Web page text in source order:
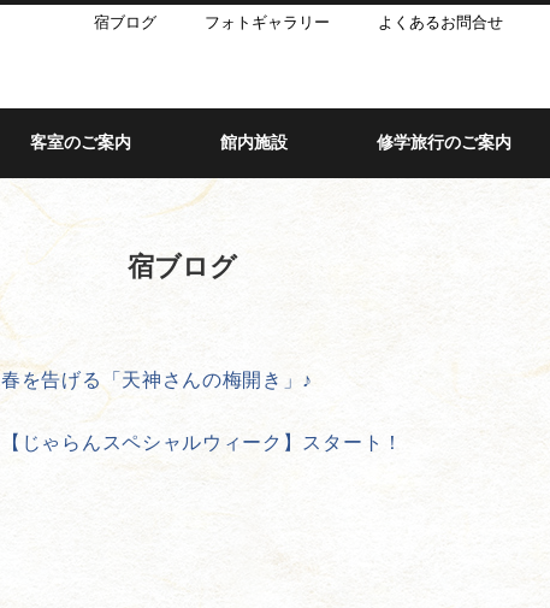
宿ブログ フォトギャラリー よくあるお問合せ
客室のご案内 館内施設 修学旅行のご案内
宿ブログ
春を告げる「天神さんの梅開き」♪
【じゃらんスペシャルウィーク】スタート！